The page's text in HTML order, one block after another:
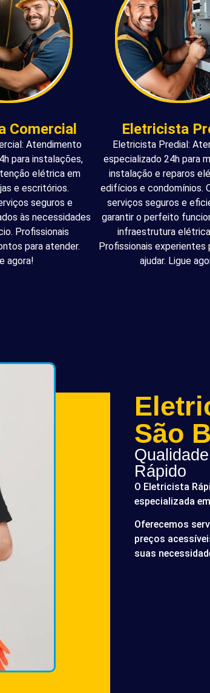
Comercial
Atendimento
para instalações,
elétrica em
e escritórios.
seguros e
às necessidades
Profissionais
para atender.
agora!
Eletricista
Eletricista Predial:
especializado 24h para
instalação e reparos
edifícios e condomínios.
serviços seguros e
garantir o perfeito
infraestrutura
Profissionais experientes
ajudar. Ligue
São
Rápido
O Eletricista
especializada
Oferecemos
preços
suas